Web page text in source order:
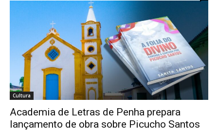
Cultura
Academia de Letras de Penha prepara
lançamento de obra sobre Picucho Santos